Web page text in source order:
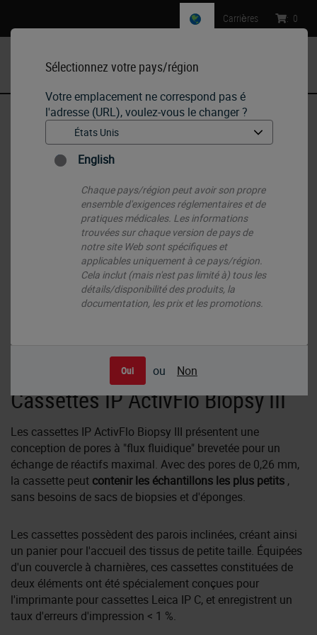
Sélectionnez votre pays/région
Votre emplacement ne correspond pas é
l'adresse (URL), voulez-vous le changer ?
English
Chaque pays/région peut avoir son propre
ensemble d'exigences réglementaires et de
pratiques médicales. Les informations
trouvées sur chaque version de pays de
notre site Web sont spécifiques et
applicables uniquement à ce pays/région.
Cela inclut (mais n'est pas limité à) tous les
détails/disponibilité des produits, la
documentation, les prix et les promotions.
Oui ou Non
Carrières : 0
Histology Consumables
Cassettes IP ActivFlo Biopsy III
Cassettes IP ActivFlo Biopsy III
Les cassettes IP ActivFlo Biopsy III présentent une
conception de pores à "flux fluidique" brevetée pour un
échange de réactifs maximal. Avec des pores de 0,26 mm,
la cassette peut contenir les échantillons les plus petits ,
sans besoins de sacs de biopsies et d'éponges.
Les cassettes possèdent des parois inclinées, créant ainsi
un panier pour l'accueil des tissus de petite taille. Équipées
d'un couvercle à charnières, ces cassettes constituées de
deux éléments ont été spécialement conçues pour
l'imprimante pour cassettes Leica IP C, et enregistrent un
taux d'erreurs d'impression < 1 %.